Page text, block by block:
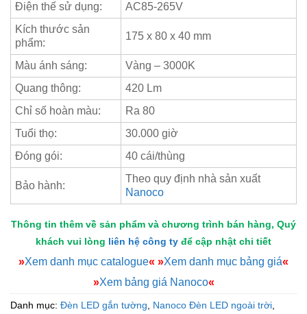
Điện thế sử dụng:
AC85-265V
Kích thước sản
phẩm:
175 x 80 x 40 mm
Màu ánh sáng:
Vàng – 3000K
Quang thông:
420 Lm
Chỉ số hoàn màu:
Ra 80
Tuổi thọ:
30.000 giờ
Đóng gói:
40 cái/thùng
Bảo hành:
Theo quy định nhà sản xuất
Nanoco
Thông tin thêm về sản phẩm và chương trình bán hàng, Quý
khách vui lòng liên hệ công ty để cập nhật chi tiết
»Xem danh mục catalogue« »Xem danh mục bảng giá«
»Xem bảng giá Nanoco«
Danh mục: Đèn LED gắn tường, Nanoco Đèn LED ngoài trời,